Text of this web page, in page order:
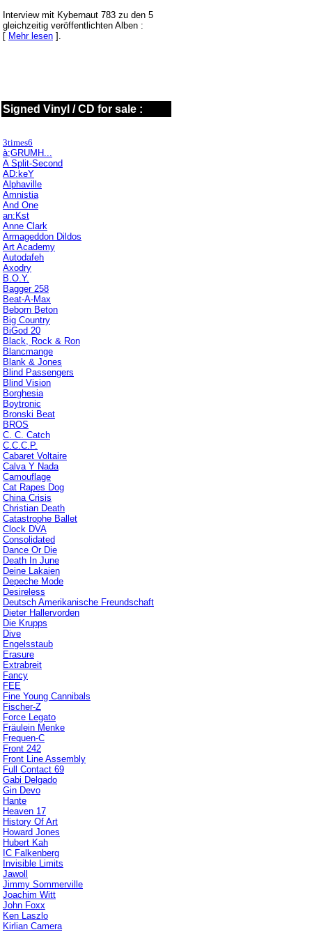
Interview mit Kybernaut 783 zu den 5
gleichzeitig veröffentlichten Alben :
[ Mehr lesen ].
Signed Vinyl / CD for sale :
3times6
à;GRUMH...
A Split-Second
AD:keY
Alphaville
Amnistia
And One
an:Kst
Anne Clark
Armageddon Dildos
Art Academy
Autodafeh
Axodry
B.O.Y.
Bagger 258
Beat-A-Max
Beborn Beton
Big Country
BiGod 20
Black, Rock & Ron
Blancmange
Blank & Jones
Blind Passengers
Blind Vision
Borghesia
Boytronic
Bronski Beat
BROS
C. C. Catch
C.C.C.P.
Cabaret Voltaire
Calva Y Nada
Camouflage
Cat Rapes Dog
China Crisis
Christian Death
Catastrophe Ballet
Clock DVA
Consolidated
Dance Or Die
Death In June
Deine Lakaien
Depeche Mode
Desireless
Deutsch Amerikanische Freundschaft
Dieter Hallervorden
Die Krupps
Dive
Engelsstaub
Erasure
Extrabreit
Fancy
FEE
Fine Young Cannibals
Fischer-Z
Force Legato
Fräulein Menke
Frequen-C
Front 242
Front Line Assembly
Full Contact 69
Gabi Delgado
Gin Devo
Hante
Heaven 17
History Of Art
Howard Jones
Hubert Kah
IC Falkenberg
Invisible Limits
Jawoll
Jimmy Sommerville
Joachim Witt
John Foxx
Ken Laszlo
Kirlian Camera